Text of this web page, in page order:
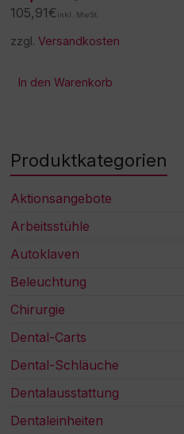
105,91€ inkl. MwSt.
zzgl.Versandkosten
In den Warenkorb
Produktkategorien
Aktionsangebote
Arbeitsstühle
Autoklaven
Beleuchtung
Chirurgie
Dental-Carts
Dental-Schläuche
Dentalausstattung
Dentaleinheiten